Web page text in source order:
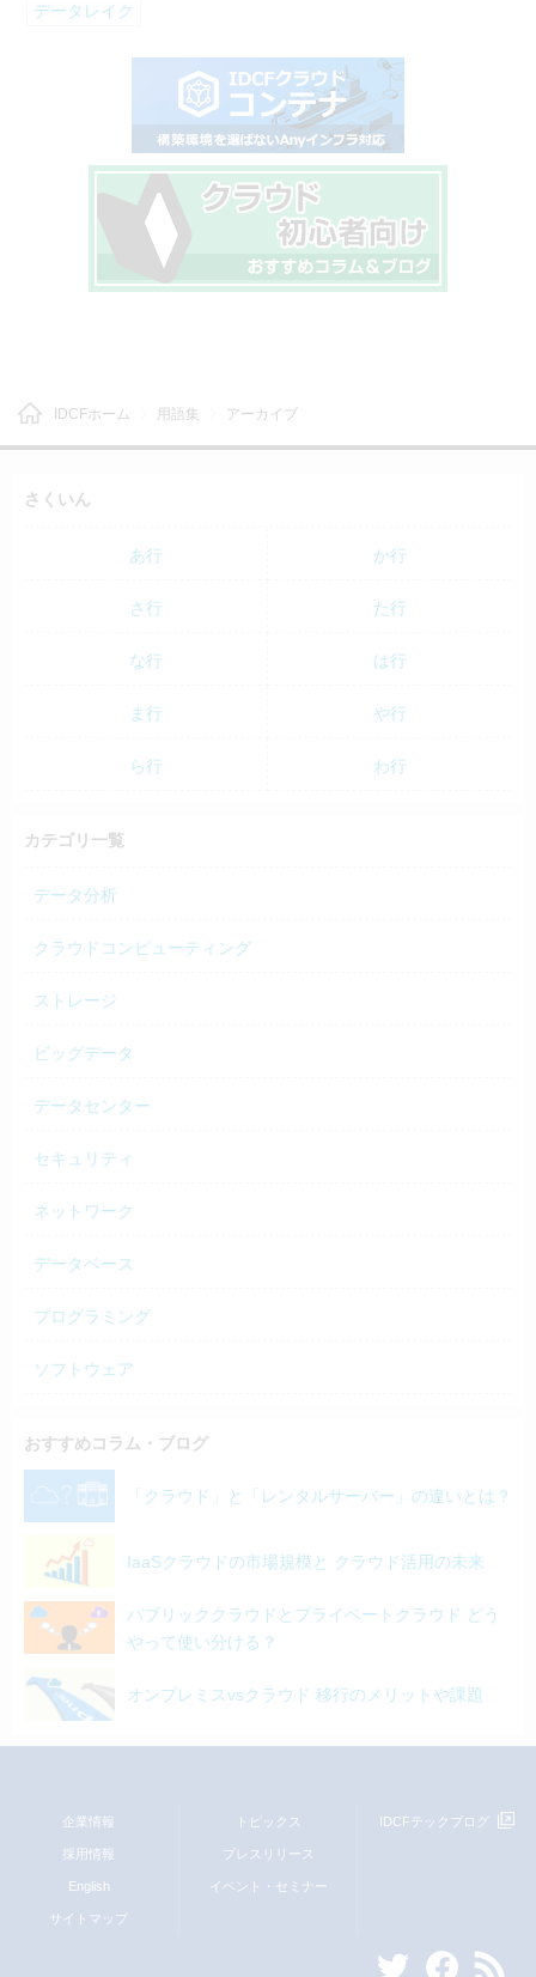
データレイク
IDCFホーム 用語集 アーカイブ
さくいん
あ行 か行
さ行 た行
な行 は行
ま行 や行
ら行 わ行
カテゴリ一覧
データ分析
クラウドコンピューティング
ストレージ
ビッグデータ
データセンター
セキュリティ
ネットワーク
データベース
プログラミング
ソフトウェア
おすすめコラム・ブログ
「クラウド」と「レンタルサーバー」の違いとは？
IaaSクラウドの市場規模と クラウド活用の未来
パブリッククラウドとプライベートクラウド どう
やって使い分ける？
オンプレミスvsクラウド 移行のメリットや課題
企業情報
採用情報
English
サイトマップ
トピックス
プレスリリース
イベント・セミナー
IDCFテックブログ